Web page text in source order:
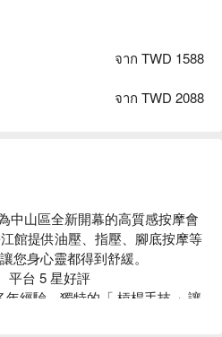
จาก TWD 1588
จาก TWD 2088
中山區全新開幕的高質感按摩會
館提供油壓、指壓、腳底按摩等
您身心靈都得到舒緩。
平台 5 星好評
經驗，獨特的「 槓桿手技 」讓